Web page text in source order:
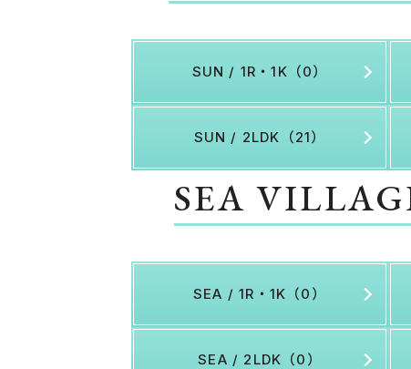
SUN / 1R・1K（0）
SUN / 2LDK（21）
SEA
SEA / 1R・1K（0）
SEA / 2LDK（0）